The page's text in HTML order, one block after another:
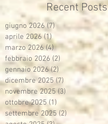
Recent Posts
giugno 2026 (7)7 post
aprile 2026 (1)1 post
marzo 2026 (4)4 post
febbraio 2026 (2)
gennaio 2026 (2) 2 post
dicembre 2025 (7) 7 post
novembre 2025 (3) 3 post
ottobre 2025 (1) 1 post
settembre 2025 (2)2 post